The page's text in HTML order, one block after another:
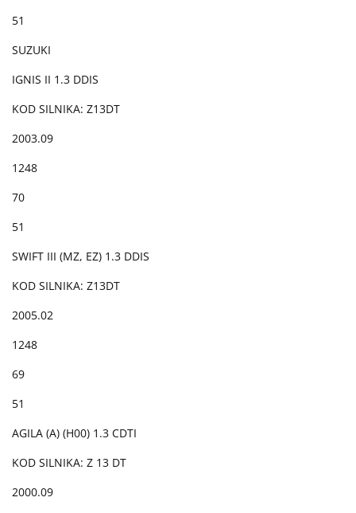
51
SUZUKI
IGNIS II 1.3 DDIS
KOD SILNIKA: Z13DT
2003.09
1248
70
51
SWIFT III (MZ, EZ) 1.3 DDIS
KOD SILNIKA: Z13DT
2005.02
1248
69
51
AGILA (A) (H00) 1.3 CDTI
KOD SILNIKA: Z 13 DT
2000.09